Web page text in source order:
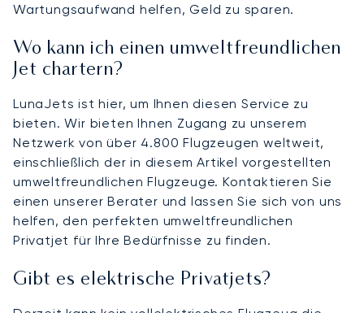
Wartungsaufwand helfen, Geld zu sparen.
Wo kann ich einen umweltfreundlichen
Jet chartern?
LunaJets ist hier, um Ihnen diesen Service zu
bieten. Wir bieten Ihnen Zugang zu unserem
Netzwerk von über 4.800 Flugzeugen weltweit,
einschließlich der in diesem Artikel vorgestellten
umweltfreundlichen Flugzeuge. Kontaktieren Sie
einen unserer Berater und lassen Sie sich von uns
helfen, den perfekten umweltfreundlichen
Privatjet für Ihre Bedürfnisse zu finden.
Gibt es elektrische Privatjets?